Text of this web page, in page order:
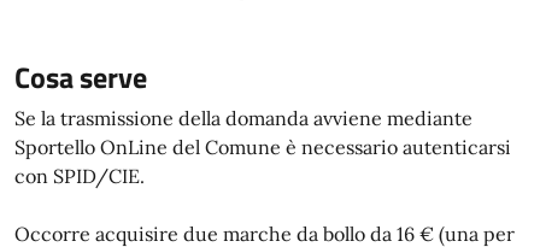
Cosa serve
Se la trasmissione della domanda avviene mediante
Sportello OnLine del Comune è necessario autenticarsi
con SPID/CIE.
Occorre acquisire due marche da bollo da 16 € (una per